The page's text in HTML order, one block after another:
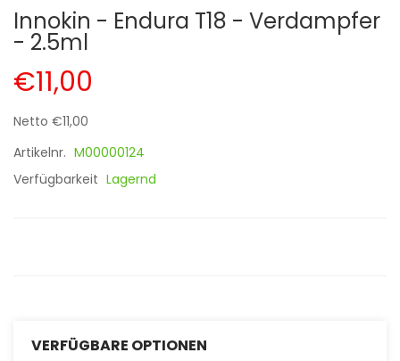
Innokin - Endura T18 - Verdampfer
- 2.5ml
€11,00
Netto €11,00
Artikelnr. M00000124
Verfügbarkeit Lagernd
VERFÜGBARE OPTIONEN